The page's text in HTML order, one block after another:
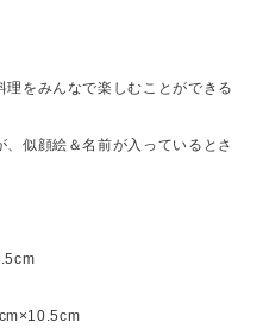
をみんなで楽しむことができる
似顔絵＆名前が入っているとさ